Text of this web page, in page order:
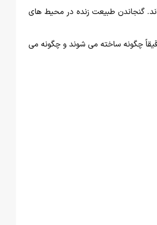
گنجاندن طبیعت زنده در محیط های
چگونه ساخته می شوند و چگونه می